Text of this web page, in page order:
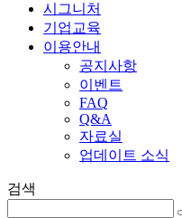
시그니처
기업교육
이용안내
공지사항
이벤트
FAQ
Q&A
자료실
업데이트 소식
검색